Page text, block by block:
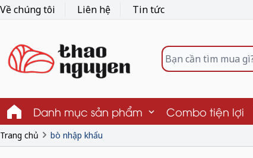
Về chúng tôi Liên hệ Tin tức
Danh mục sản phẩm Combo tiện lợi
Trang chủ bò nhập khẩu